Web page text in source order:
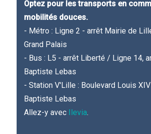
Optez pour les transports en
mobilités douces.
- Métro : Ligne 2 - arrêt Mairie de
Grand Palais
- Bus : L5 - arrêt Liberté / Ligne 14,
Baptiste Lebas
- Station V'Lille : Boulevard Louis
Baptiste Lebas
Allez-y avec Ilevia.